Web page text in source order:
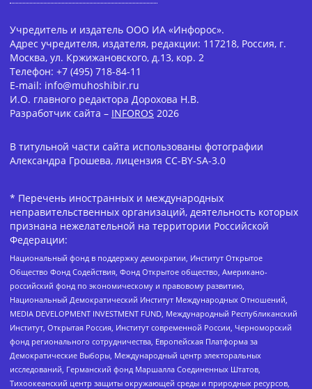
Учредитель и издатель ООО ИА «Инфорос».
Адрес учредителя, издателя, редакции: 117218, Россия, г.
Москва, ул. Кржижановского, д.13, кор. 2
Телефон: +7 (495) 718-84-11
E-mail: info@muhoshibir.ru
И.О. главного редактора Дорохова Н.В.
Разработчик сайта – INFOROS 2026
В титульной части сайта использованы фотографии
Александра Грошева, лицензия CC-BY-SA-3.0
* Перечень иностранных и международных
неправительственных организаций, деятельность которых
признана нежелательной на территории Российской
Федерации:
Национальный фонд в поддержку демократии, Институт Открытое
Общество Фонд Содействия, Фонд Открытое общество, Американо-
российский фонд по экономическому и правовому развитию,
Национальный Демократический Институт Международных Отношений,
MEDIA DEVELOPMENT INVESTMENT FUND, Международный Республиканский
Институт, Открытая Россия, Институт современной России, Черноморский
фонд регионального сотрудничества, Европейская Платформа за
Демократические Выборы, Международный центр электоральных
исследований, Германский фонд Маршалла Соединенных Штатов,
Тихоокеанский центр защиты окружающей среды и природных ресурсов,